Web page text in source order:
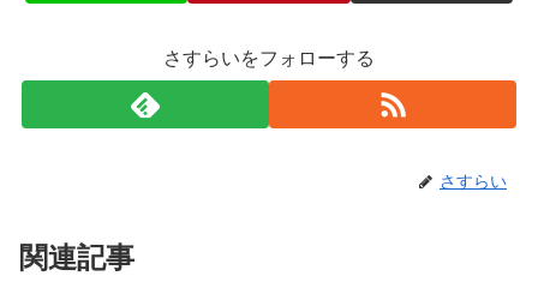
さすらいをフォローする
さすらい
関連記事